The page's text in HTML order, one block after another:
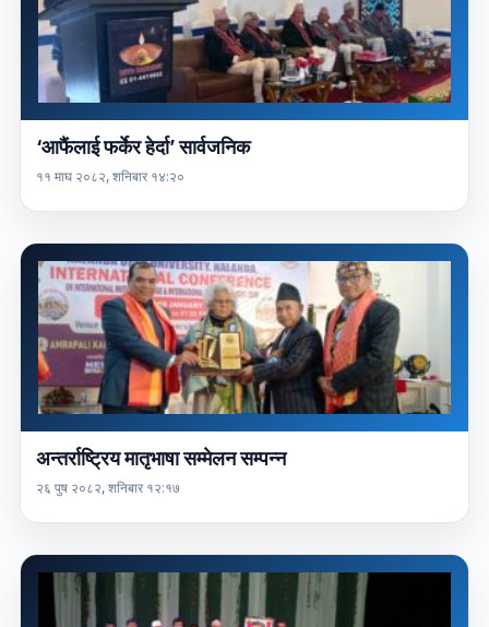
‘आफैंलाई फर्केर हेर्दा’ सार्वजनिक
११ माघ २०८२, शनिबार १४:२०
अन्तर्राष्ट्रिय मातृभाषा सम्मेलन सम्पन्न
२६ पुष २०८२, शनिबार १२:१७